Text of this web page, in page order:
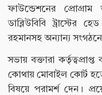
ফাউন্ডেশনের
ডাব্লিউবিবি ট্রাস্টের
রহমানসহ অন্যান্য
সভায় বক্তারা
কোথায় মোবাইল কোর্ট হতে
বিষয়ে পরামর্শ দেন।